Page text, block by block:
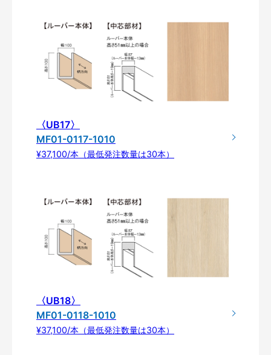
〈UB17〉
MF01-0117-1010
¥37,100/本（最低発注数量は30本）
〈UB18〉
MF01-0118-1010
¥37,100/本（最低発注数量は30本）